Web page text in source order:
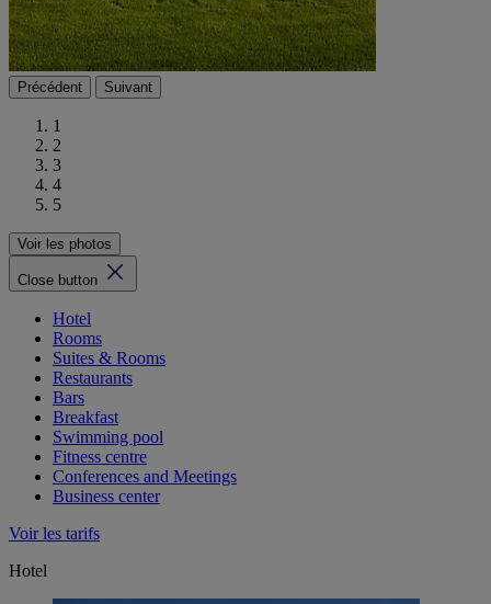
Précédent Suivant
1
2
3
4
5
Voir les photos
Close button
Hotel
Rooms
Suites & Rooms
Restaurants
Bars
Breakfast
Swimming pool
Fitness centre
Conferences and Meetings
Business center
Voir les tarifs
Hotel